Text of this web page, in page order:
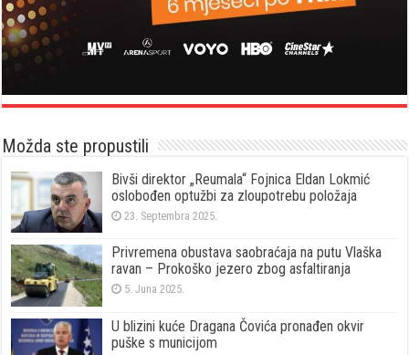
Možda ste propustili
Bivši direktor „Reumala“ Fojnica Eldan Lokmić
oslobođen optužbi za zloupotrebu položaja
23. Septembra 2025.
Privremena obustava saobraćaja na putu Vlaška
ravan – Prokoško jezero zbog asfaltiranja
5. Juna 2025.
U blizini kuće Dragana Čovića pronađen okvir
puške s municijom